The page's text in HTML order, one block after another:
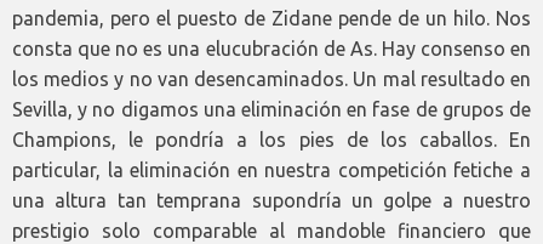
pandemia, pero el puesto de Zidane pende de un hilo. Nos
consta que no es una elucubración de As. Hay consenso en
los medios y no van desencaminados. Un mal resultado en
Sevilla, y no digamos una eliminación en fase de grupos de
Champions, le pondría a los pies de los caballos. En
particular, la eliminación en nuestra competición fetiche a
una altura tan temprana supondría un golpe a nuestro
prestigio solo comparable al mandoble financiero que